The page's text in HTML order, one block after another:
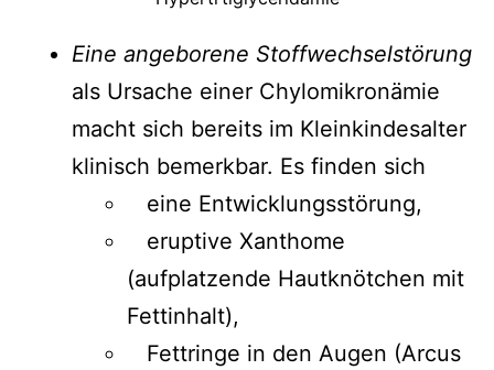
Eine angeborene Stoffwechselstörung
als Ursache einer Chylomikronämie
macht sich bereits im Kleinkindesalter
klinisch bemerkbar. Es finden sich
eine Entwicklungsstörung,
eruptive Xanthome
(aufplatzende Hautknötchen mit
Fettinhalt),
Fettringe in den Augen (Arcus